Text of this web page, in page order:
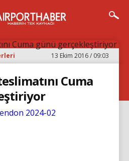
13 Ekim 2016 / 09:03
Cuma